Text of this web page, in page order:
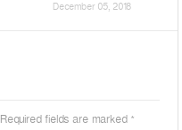
December 05, 2018
Required fields are marked *